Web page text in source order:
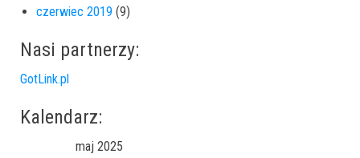
czerwiec 2019 (9)
Nasi partnerzy:
GotLink.pl
Kalendarz:
maj 2025